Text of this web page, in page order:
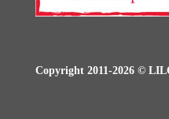
Copyright 2011-2026 ©